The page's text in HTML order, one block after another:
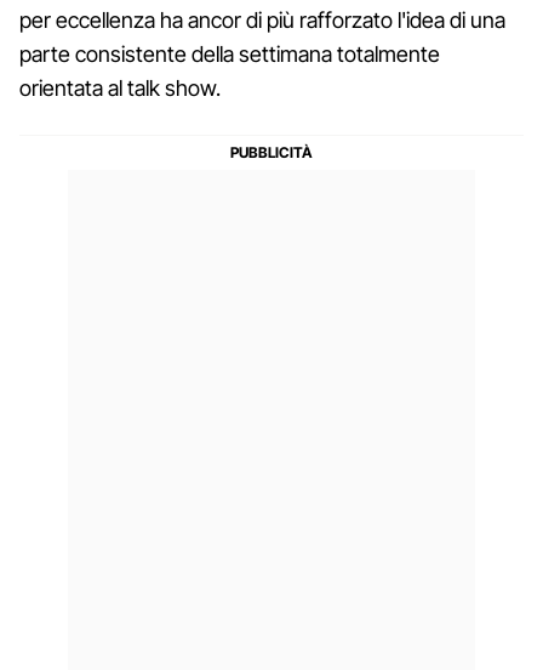
per eccellenza ha ancor di più rafforzato l'idea di una
parte consistente della settimana totalmente
orientata al talk show.